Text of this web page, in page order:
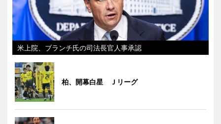
米上院、ブランチ氏の司法長官人事承認
柏、開幕白星 Ｊリーグ